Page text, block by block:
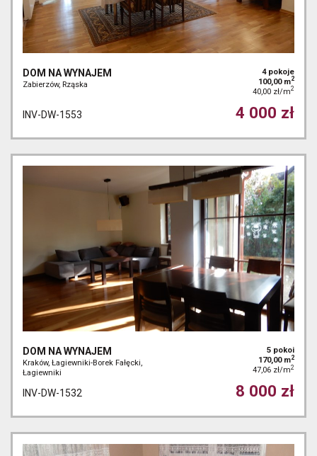
DOM NA WYNAJEM
Zabierzów, Rząska
4 pokoje
100,00 m2
40,00 zł/m2
INV-DW-1553 4 000 zł
DOM NA WYNAJEM
Kraków, Łagiewniki-Borek Fałęcki,
Łagiewniki
5 pokoi
170,00 m2
47,06 zł/m2
INV-DW-1532 8 000 zł